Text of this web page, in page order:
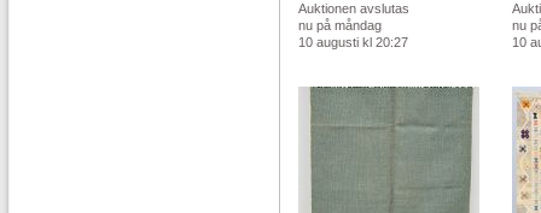
Auktionen avslutas
nu på måndag
10 augusti kl 20:27
nu
10